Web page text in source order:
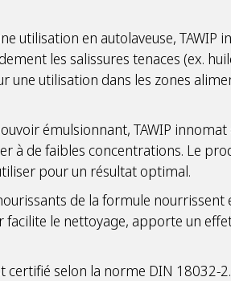
utilisation en autolaveuse, TAWIP
les salissures tenaces (ex.
une utilisation dans les zones
émulsionnant, TAWIP
à de faibles concentrations. Le
pour un résultat optimal.
de la formule nourrissent
facilite le nettoyage, apporte un
certifié selon la norme DIN 18032-2.